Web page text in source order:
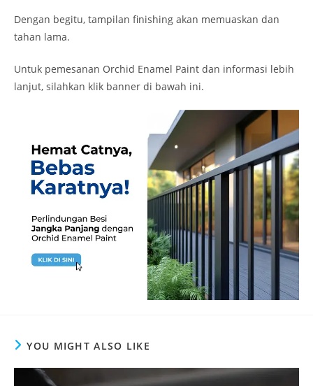
Dengan begitu, tampilan finishing akan memuaskan dan
tahan lama.
Untuk pemesanan Orchid Enamel Paint dan informasi lebih
lanjut, silahkan klik banner di bawah ini.
YOU MIGHT ALSO LIKE